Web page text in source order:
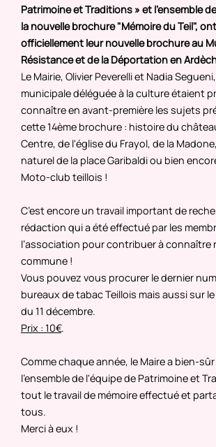
Patrimoine et Traditions » et l’ensemble
la nouvelle brochure "Mémoire du Teil",
officiellement leur nouvelle brochure au
Résistance et de la Déportation en
Le Mairie, Olivier Peverelli et Nadia
municipale déléguée à la culture étaient
connaître en avant-première les sujets
cette 14ème brochure : histoire du
Centre, de l'église du Frayol, de la
naturel de la place Garibaldi ou bien
Moto-club teillois !
C’est encore un travail important de
rédaction qui a été effectué par les
l’association pour contribuer à connaître
commune !
Vous pouvez vous procurer le dernier
bureaux de tabac Teillois mais aussi sur
du 11 décembre.
Prix : 10€.
Comme chaque année, le Maire a bien-
l'ensemble de l'équipe de Patrimoine et
tout le travail de mémoire effectué et
tous.
Merci à eux !